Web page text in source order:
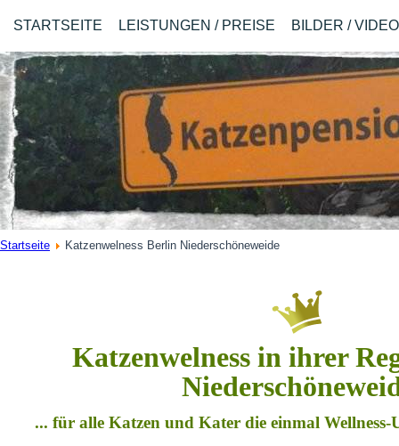
STARTSEITE LEISTUNGEN / PREISE BILDER /
Startseite Katzenwelness Berlin Niederschöneweide
Katzenwelness in ihrer
... für alle Katzen und Kater die einmal